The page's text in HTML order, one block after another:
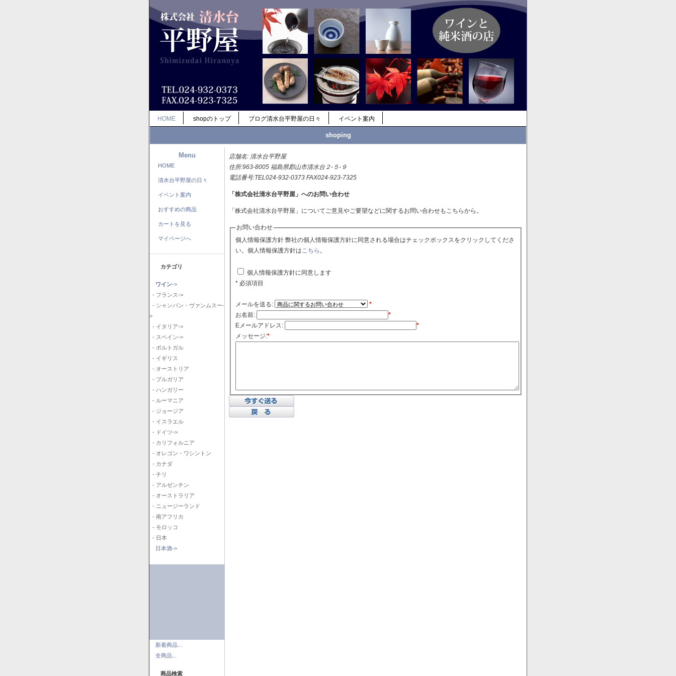
HOME shopのトップ ブログ清水台平野屋の日々 イベント案内
shoping
Menu
HOME
清水台平野屋の日々
イベント案内
おすすめの商品
カートを見る
マイページへ
カテゴリ
ワイン->
- フランス->
- シャンパン・ヴァンムスー-
>
- イタリア->
- スペイン->
- ポルトガル
- イギリス
- オーストリア
- ブルガリア
- ハンガリー
- ルーマニア
- ジョージア
- イスラエル
- ドイツ->
- カリフォルニア
- オレゴン・ワシントン
- カナダ
- チリ
- アルゼンチン
- オーストラリア
- ニュージーランド
- 南アフリカ
- モロッコ
- 日本
日本酒->
新着商品...
全商品...
商品検索
店舗名: 清水台平野屋
住所:963-8005 福島県郡山市清水台２-５-９
電話番号:TEL024-932-0373 FAX024-923-7325
「株式会社清水台平野屋」へのお問い合わせ
「株式会社清水台平野屋」についてご意見やご要望などに関するお問い合わせもこちらから。
お問い合わせ
個人情報保護方針 弊社の個人情報保護方針に同意される場合はチェックボックスをクリックしてくださ
い。個人情報保護方針はこちら 。
個人情報保護方針に同意します
* 必須項目
メールを送る:
*
お名前:
*
Eメールアドレス:
*
メッセージ:*